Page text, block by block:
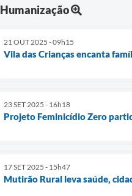
Humanização
21 OUT 2025 - 09h15
Vila das Crianças encanta
23 SET 2025 - 16h18
Projeto Feminicídio Zero
17 SET 2025 - 15h47
Mutirão Rural leva saúde,